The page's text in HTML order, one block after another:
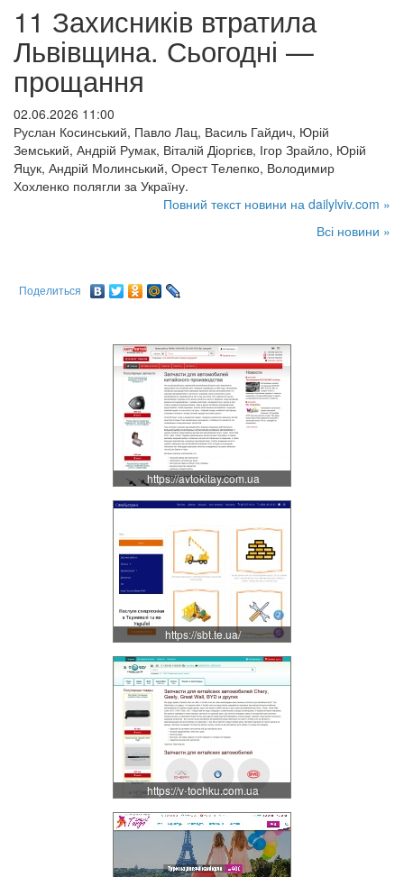
11 Захисників втратила
Львівщина. Сьогодні —
прощання
02.06.2026 11:00
Руслан Косинський, Павло Лац, Василь Гайдич, Юрій
Земський, Андрій Румак, Віталій Діоргієв, Ігор Зрайло, Юрій
Яцук, Андрій Молинський, Орест Телепко, Володимир
Хохленко полягли за Україну.
Повний текст новини на dailylviv.com »
Всі новини »
Поделиться
https://avtokitay.com.ua
https://sbt.te.ua/
https://v-tochku.com.ua